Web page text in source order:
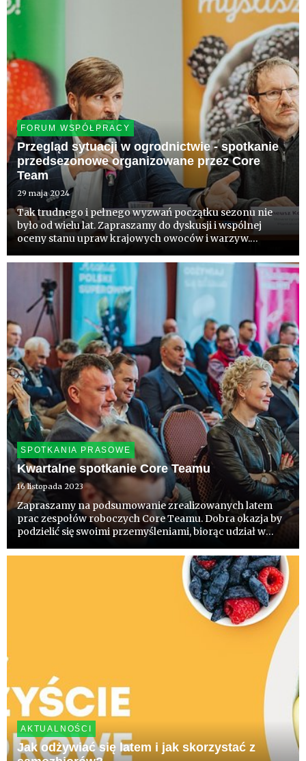
FORUM WSPÓŁPRACY
Przegląd sytuacji w ogrodnictwie - spotkanie
przedsezonowe organizowane przez Core
Team
29 maja 2024
Tak trudnego i pełnego wyzwań początku sezonu nie
było od wielu lat. Zapraszamy do dyskusji i wspólnej
oceny stanu upraw krajowych owoców i warzyw.
warzywna. Chcemy ocenić sytuację i wspólnie
zastanowić się nad rekomendac...
SPOTKANIA PRASOWE
Kwartalne spotkanie Core Teamu
16 listopada 2023
Zapraszamy na podsumowanie zrealizowanych latem
prac zespołów roboczych Core Teamu. Dobra okazja by
podzielić się swoimi przemyśleniami, biorąc udział w
obszarach. Poznamy pierwsze dane i wnioski z badań
AKTUALNOŚCI
Jak odżywiać się latem i jak skorzystać z